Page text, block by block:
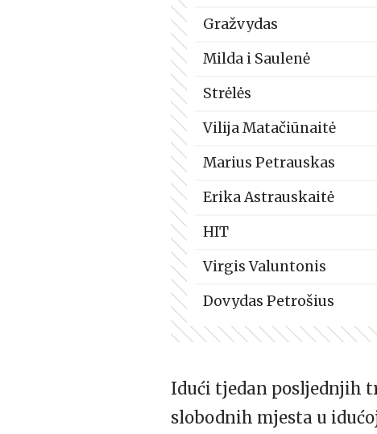
Gražvydas
Milda i Saulenė
Strėlės
Vilija Matačiūnaitė
Marius Petrauskas
Erika Astrauskaitė
HIT
Virgis Valuntonis
Dovydas Petrošius
Idući tjedan posljednjih
slobodnih mjesta u